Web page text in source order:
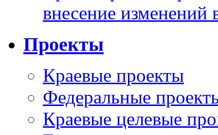
внесение изменений
Проекты
Краевые проекты
Федеральные
Краевые целевые